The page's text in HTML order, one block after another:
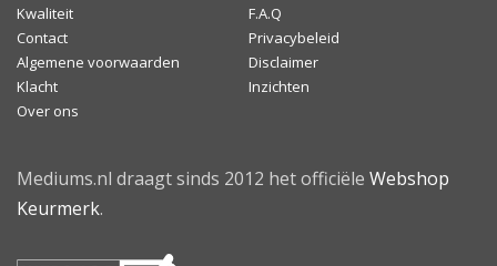
Kwaliteit
F.A.Q
Contact
Privacybeleid
Algemene voorwaarden
Disclaimer
Klacht
Inzichten
Over ons
Mediums.nl draagt sinds 2012 het officiële Webshop
Keurmerk.